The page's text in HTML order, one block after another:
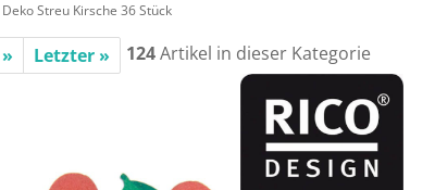
Deko Streu Kirsche 36 Stück
Letzter » 124Artikel in dieser Kategorie